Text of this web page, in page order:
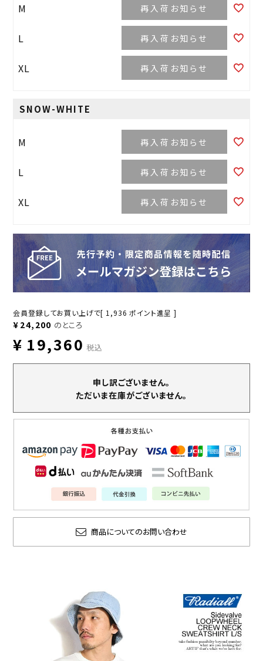
M 再入荷お知らせ
L 再入荷お知らせ
XL 再入荷お知らせ
SNOW-WHITE
M 再入荷お知らせ
L 再入荷お知らせ
XL 再入荷お知らせ
会員登録してお買い上げで[ 1,936 ポイント進呈 ]
¥ 24,200 のところ
¥ 19,360 税込
申し訳ございません。
ただいま在庫がございません。
商品についてのお問い合わせ